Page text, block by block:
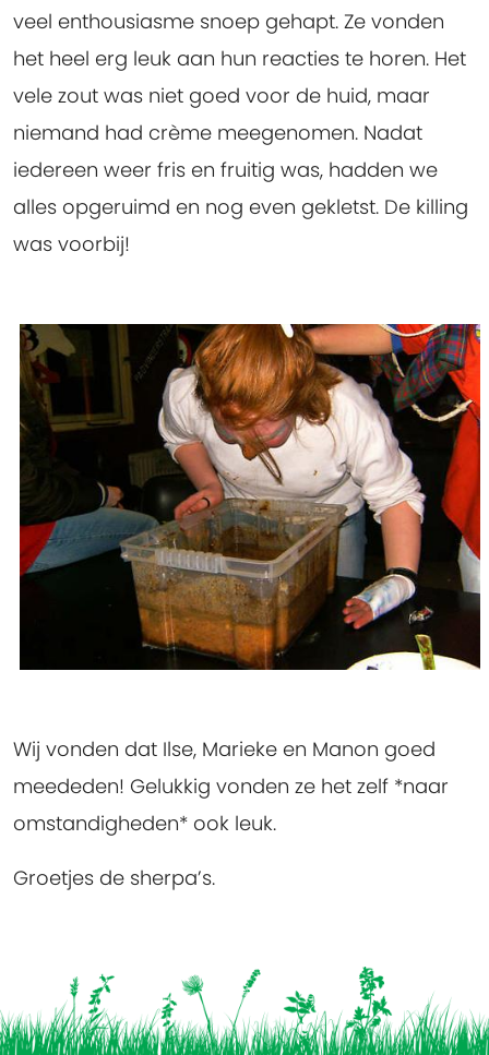
veel enthousiasme snoep gehapt. Ze vonden
het heel erg leuk aan hun reacties te horen. Het
vele zout was niet goed voor de huid, maar
niemand had crème meegenomen. Nadat
iedereen weer fris en fruitig was, hadden we
alles opgeruimd en nog even gekletst. De killing
was voorbij!
Wij vonden dat Ilse, Marieke en Manon goed
meededen! Gelukkig vonden ze het zelf *naar
omstandigheden* ook leuk.
Groetjes de sherpa’s.